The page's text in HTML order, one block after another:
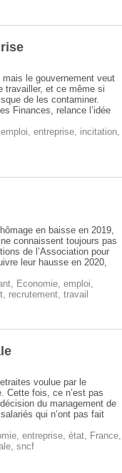
le gouvernement veut
travailler, et ce même si
de les contaminer.
Finances, relance l’idée
emploi, entreprise, incitation,
en baisse en 2019,
connaissent toujours pas
de l’Association pour
leur hausse en 2020,
, Economie, emploi,
, recrutement, travail
voulue par le
Cette fois, ce n’est pas
du management de
qui n’ont pas fait
, entreprise, état, France,
, sncf